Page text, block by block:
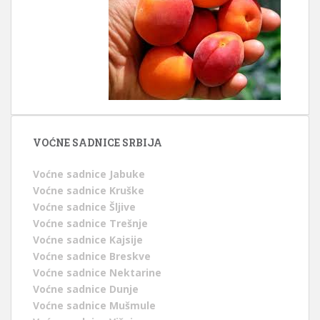
VOĆNE SADNICE SRBIJA
Voćne sadnice Jabuke
Voćne sadnice Kruške
Voćne sadnice Šljive
Voćne sadnice Trešnje
Voćne sadnice Kajsije
Voćne sadnice Breskve
Voćne sadnice Nektarine
Voćne sadnice Dunje
Voćne sadnice Mušmule